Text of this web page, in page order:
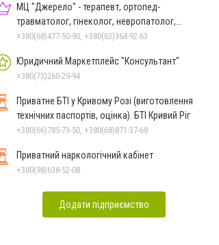
МЦ "Джерело" - терапевт, ортопед-
травматолог, гінеколог, невропатолог,
дерматолог, хірург, санолог
+380(68)477-50-90, +380(63)364-92-63
Юридичний Маркетплейс "Консультант"
+380(73)260-29-94
Приватне БТІ у Кривому Розі (виготовлення
технічних паспортів, оцінка). БТІ Кривий Ріг
+380(66)785-73-50, +380(68)871-37-68
Приватний наркологічний кабінет
+380(98)638-52-08
Додати підприємство